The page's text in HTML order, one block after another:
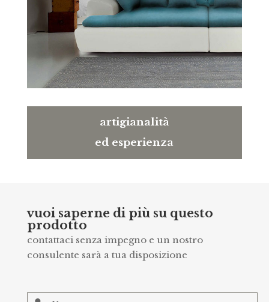
artigianalità
ed esperienza
vuoi saperne di più su questo
prodotto
contattaci senza impegno e un nostro
consulente sarà a tua disposizione